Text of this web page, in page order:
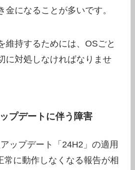
金になることが多いです。
維持するためには、OSごと
に対処しなければなりませ
プデートに伴う障害
ップデート「24H2」の適用
常に動作しなくなる報告が相